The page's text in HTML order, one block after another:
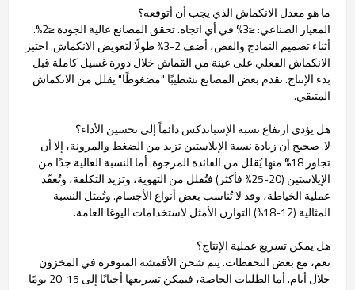
ما هو معدل الانكماش الذي يجب أن أتوقعه؟
المعيار الصناعي: ≤3% في أي اتجاه. تحقق المصانع عالية الجودة ≤2%.
أثناء تصميم النماذج والقص، أضف 2-3% طولًا لتعويض الانكماش. اختبر
الانكماش الفعلي على عينة من القماش خلال دورة غسيل كاملة قبل
بدء الإنتاج. تقدم بعض المصانع تشطيبًا "مضغوطًا" يقلل من الانكماش
المتبقي.
هل يؤدي ارتفاع نسبة الإسباندكس دائماً إلى تحسين الأداء؟
لا. صحيح أن زيادة نسبة الإيلاستين تزيد من الضغط والمرونة، إلا أن
تجاوز 18% منها يُقلل من الفائدة المرجوة. أما النسبة العالية جدًا من
الإيلاستين (20-25% فأكثر) فتُقلل من التهوية، وتزيد التكلفة، وتُعقّد
عملية الخياطة، وقد لا تُناسب بعض أنواع الأجسام. وتُمثل النسبة
المثالية (12-18%) التوازن الأمثل لاستخدامات اليوغا العامة.
هل يمكن تسريع عملية الإنتاج؟
نعم، مع بعض التحفظات. يتم شحن الأقمشة المتوفرة في المخزون
خلال أيام. أما الطلبات الخاصة، فيمكن تسريعها أحيانًا إلى 15-20 يومًا